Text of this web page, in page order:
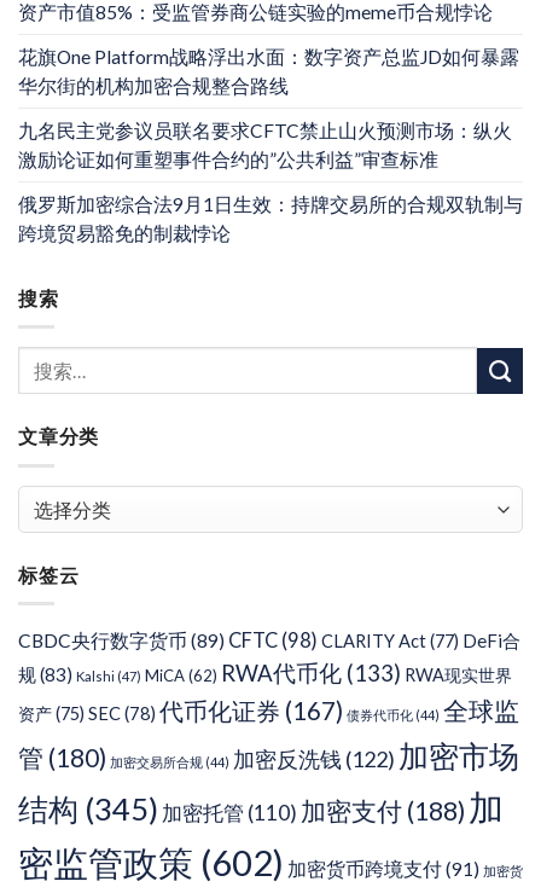
资产市值85%：受监管券商公链实验的meme币合规悖论
花旗One Platform战略浮出水面：数字资产总监JD如何暴露
华尔街的机构加密合规整合路线
九名民主党参议员联名要求CFTC禁止山火预测市场：纵火
激励论证如何重塑事件合约的”公共利益”审查标准
俄罗斯加密综合法9月1日生效：持牌交易所的合规双轨制与
跨境贸易豁免的制裁悖论
搜索
文章分类
类
标签云
CBDC央行数字货币 (89) CFTC (98) CLARITY Act(77) DeFi合
规(83) Kalshi (47) MiCA(62) RWA代币化 (133) RWA现实世界
资产(75) SEC(78) 代币化证券 (167) 债券代币化 (44) 全球监
管 (180) 加密交易所合规 (44) 加密反洗钱 (122) 加密市场
结构 (345) 加密托管 (110) 加密支付 (188) 加
密监管政策 (602) 加密货币跨境支付(91) 加密货